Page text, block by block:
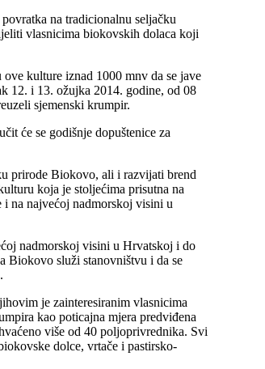
na tradicionalnu seljačku
vlasnicima biokovskih dolaca koji
kulture iznad 1000 mnv da se jave
12. i 13. ožujka 2014. godine, od 08
sjemenski krumpir.
će se godišnje dopuštenice za
prirode Biokovo, ali i razvijati brend
koja je stoljećima prisutna na
na najvećoj nadmorskoj visini u
nadmorskoj visini u Hrvatskoj i do
Biokovo služi stanovništvu i da se
je zainteresiranim vlasnicima
kao poticajna mjera predviđena
više od 40 poljoprivrednika. Svi
dolce, vrtače i pastirsko-